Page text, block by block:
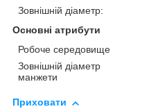
Зовнішній діаметр:
Основні атрибути
Робоче середовище
Зовнішній діаметр
манжети
Приховати